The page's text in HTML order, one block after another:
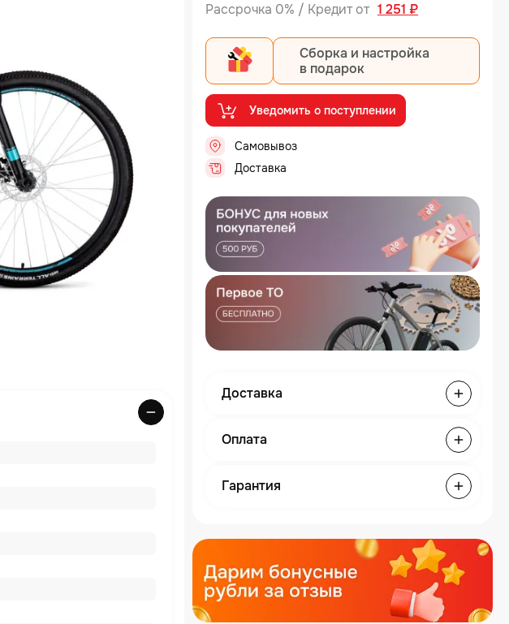
Рассрочка 0% / Кредит от 1 251 ₽
Сборка и настройка
в подарок
Уведомить о поступлении
Самовывоз
Доставка
Доставка
Оплата
Гарантия